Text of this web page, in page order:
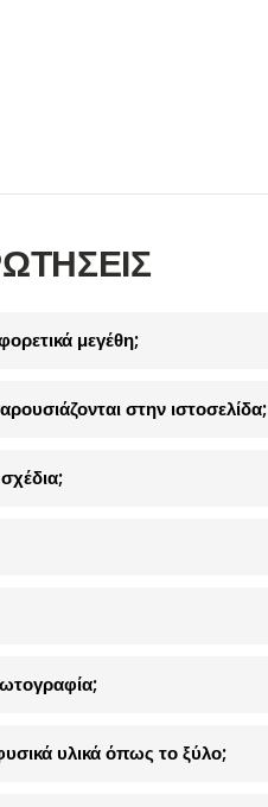
μεγέθη;
στην ιστοσελίδα;
υλικά όπως το ξύλο;